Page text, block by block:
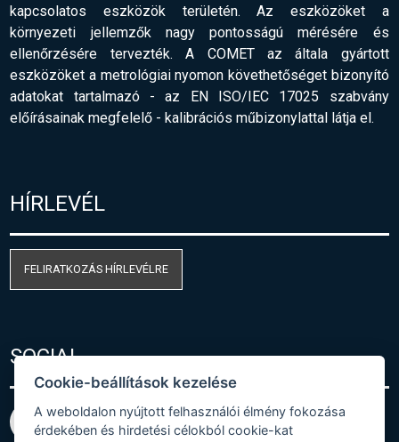
kapcsolatos eszközök területén. Az eszközöket a
környezeti jellemzők nagy pontosságú mérésére és
ellenőrzésére tervezték. A COMET az általa gyártott
eszközöket a metrológiai nyomon követhetőséget bizonyító
adatokat tartalmazó - az EN ISO/IEC 17025 szabvány
előírásainak megfelelő - kalibrációs műbizonylattal látja el.
HÍRLEVÉL
FELIRATKOZÁS HÍRLEVÉLRE
SOCIAL
Cookie-beállítások kezelése
A weboldalon nyújtott felhasználói élmény fokozása
érdekében és hirdetési célokból cookie-kat